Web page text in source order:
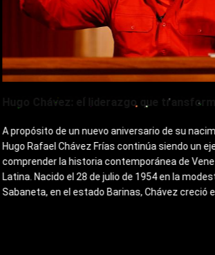
Hugo Chávez: el liderazgo que
A propósito de un nuevo aniversario de su
Hugo Rafael Chávez Frías continúa siendo un
comprender la historia contemporánea de
Latina. Nacido el 28 de julio de 1954 en la
Sabaneta, en el estado Barinas, Chávez creció